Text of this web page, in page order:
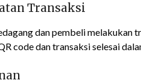
Transaksi
dan pembeli melakukan
code dan transaksi selesai